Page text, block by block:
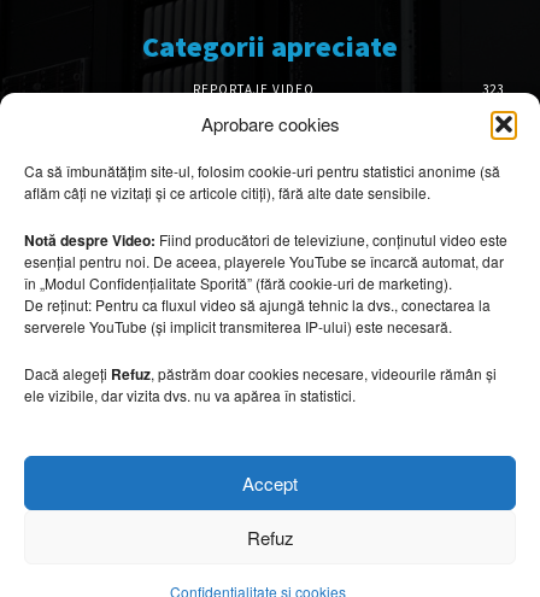
Aprobare cookies
Ca să îmbunătățim site-ul, folosim cookie-uri pentru statistici anonime (să
aflăm câți ne vizitați și ce articole citiți), fără alte date sensibile.
Notă despre Video: Fiind producători de televiziune, conținutul video este
esențial pentru noi. De aceea, playerele YouTube se încarcă automat, dar
în „Modul Confidențialitate Sporită” (fără cookie-uri de marketing).
De reținut: Pentru ca fluxul video să ajungă tehnic la dvs., conectarea la
serverele YouTube (și implicit transmiterea IP-ului) este necesară.
Dacă alegeți Refuz, păstrăm doar cookies necesare, videourile rămân și
ele vizibile, dar vizita dvs. nu va apărea în statistici.
Accept
Refuz
Confidențialitate și cookies
Categorii apreciate
REPORTAJE VIDEO
323
AMENAJĂRI INTERIOARE
127
DESIGN INTERIOR
64
ARHITECTURĂ & DESIGN
OPINII & ANALIZE
43
Articole recomandate
Băi spectaculoase inspirate din centrele spa
Mobilier rezistent la soare și temperaturi
10 august 2026